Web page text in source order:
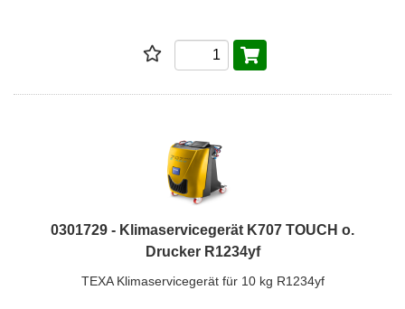
0301729 - Klimaservicegerät K707 TOUCH o.
Drucker R1234yf
TEXA Klimaservicegerät für 10 kg R1234yf